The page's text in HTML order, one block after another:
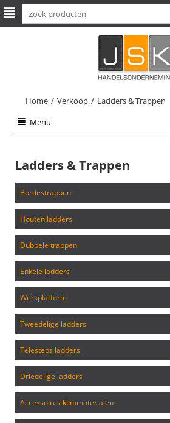
Home / Verkoop / Ladders & Trappen
Menu
Ladders & Trappen
bordestrappen
houten ladders
dubbele trappen
enkele ladders
werkplatform
tweedelige ladders
telesteps ladders
driedelige ladders
accessoires klimmaterialen